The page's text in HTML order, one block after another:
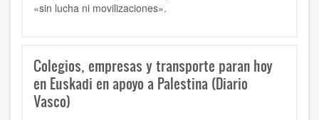
«sin lucha ni movilizaciones».
Colegios, empresas y transporte paran hoy
en Euskadi en apoyo a Palestina (Diario
Vasco)